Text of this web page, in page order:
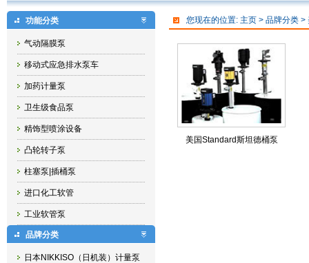
功能分类
气动隔膜泵
移动式应急排水泵车
加药计量泵
卫生级食品泵
精饰型喷涂设备
凸轮转子泵
柱塞泵|插桶泵
进口化工软管
工业软管泵
品牌分类
日本NIKKISO（日机装）计量泵
您现在的位置: 主页 > 品牌分类 >
美国Standard斯坦德桶泵